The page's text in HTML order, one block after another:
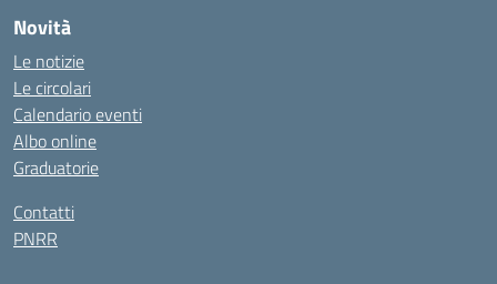
Novità
Le notizie
Le circolari
Calendario eventi
Albo online
Graduatorie
Contatti
PNRR